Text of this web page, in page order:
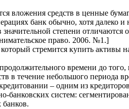
вложения средств в ценные
банк обычно, хотя далеко и
степени
право. 2006. №1.]
стремится купить активы
времени до
в течение небольшого периода
– одним из
систем:
банков.